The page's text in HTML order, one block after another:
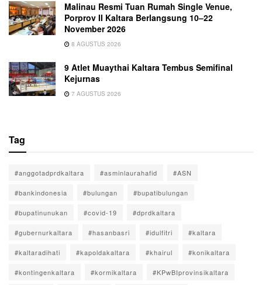
Malinau Resmi Tuan Rumah Single Venue,
Porprov II Kaltara Berlangsung 10–22
November 2026
8 AGUSTUS 2026
9 Atlet Muaythai Kaltara Tembus Semifinal
Kejurnas
7 AGUSTUS 2026
Tag
#anggotadprdkaltara #asminlaurahafid #ASN
#bankindonesia #bulungan #bupatibulungan
#bupatinunukan #covid-19 #dprdkaltara
#gubernurkaltara #hasanbasri #idulfitri #kaltara
#kaltaradihati #kapoldakaltara #khairul #konikaltara
#kontingenkaltara #kormikaltara #KPwBIprovinsikaltara